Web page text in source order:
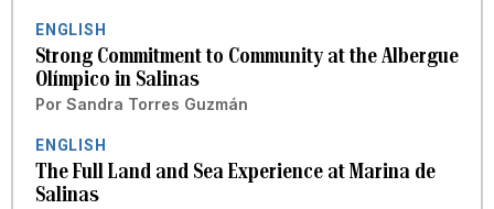
ENGLISH
Strong Commitment to Community at the Albergue
Olímpico in Salinas
Por Sandra Torres Guzmán
ENGLISH
The Full Land and Sea Experience at Marina de
Salinas